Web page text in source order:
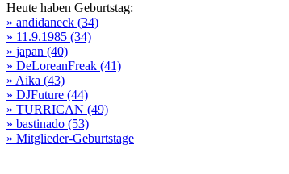
Heute haben Geburtstag:
» andidaneck (34)
» 11.9.1985 (34)
» japan (40)
» DeLoreanFreak (41)
» Aika (43)
» DJFuture (44)
» TURRICAN (49)
» bastinado (53)
» Mitglieder-Geburtstage